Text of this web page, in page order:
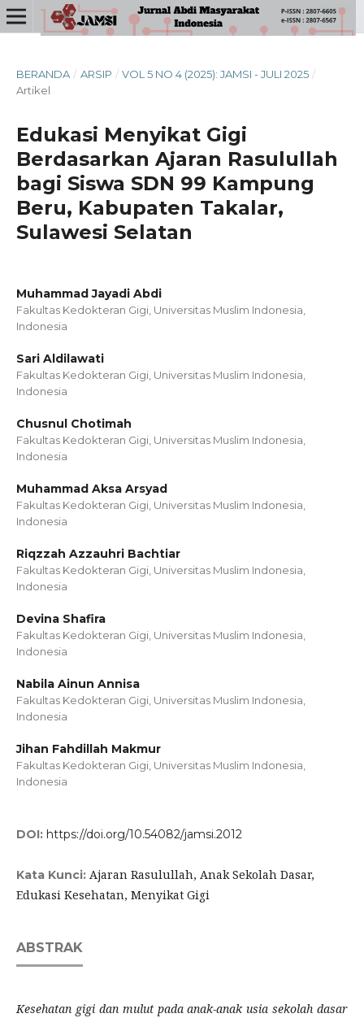
BERANDA / ARSIP / VOL 5 NO 4 (2025): JAMSI - JULI 2025 /
Artikel
Edukasi Menyikat Gigi
Berdasarkan Ajaran Rasulullah
bagi Siswa SDN 99 Kampung
Beru, Kabupaten Takalar,
Sulawesi Selatan
Muhammad Jayadi Abdi
Fakultas Kedokteran Gigi, Universitas Muslim Indonesia,
Indonesia
Sari Aldilawati
Fakultas Kedokteran Gigi, Universitas Muslim Indonesia,
Indonesia
Chusnul Chotimah
Fakultas Kedokteran Gigi, Universitas Muslim Indonesia,
Indonesia
Muhammad Aksa Arsyad
Fakultas Kedokteran Gigi, Universitas Muslim Indonesia,
Indonesia
Riqzzah Azzauhri Bachtiar
Fakultas Kedokteran Gigi, Universitas Muslim Indonesia,
Indonesia
Devina Shafira
Fakultas Kedokteran Gigi, Universitas Muslim Indonesia,
Indonesia
Nabila Ainun Annisa
Fakultas Kedokteran Gigi, Universitas Muslim Indonesia,
Indonesia
Jihan Fahdillah Makmur
Fakultas Kedokteran Gigi, Universitas Muslim Indonesia,
Indonesia
DOI: https://doi.org/10.54082/jamsi.2012
Kata Kunci: Ajaran Rasulullah, Anak Sekolah Dasar,
Edukasi Kesehatan, Menyikat Gigi
ABSTRAK
Kesehatan gigi dan mulut pada anak-anak usia sekolah dasar